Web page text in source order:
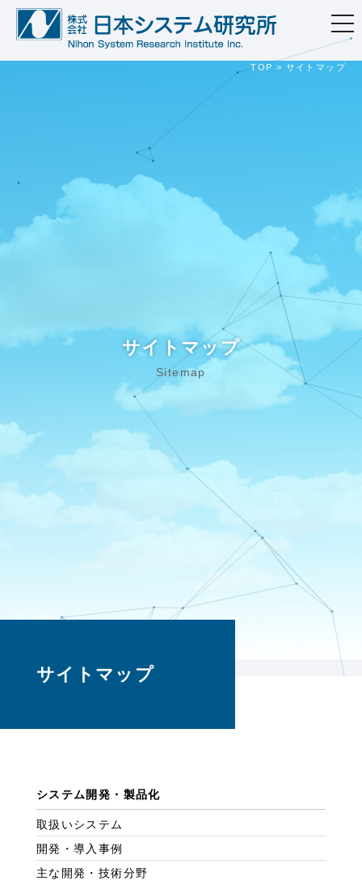
TOP > サイトマップ
サイトマップ
Sitemap
サイトマップ
システム開発・製品化
取扱いシステム
開発・導入事例
主な開発・技術分野